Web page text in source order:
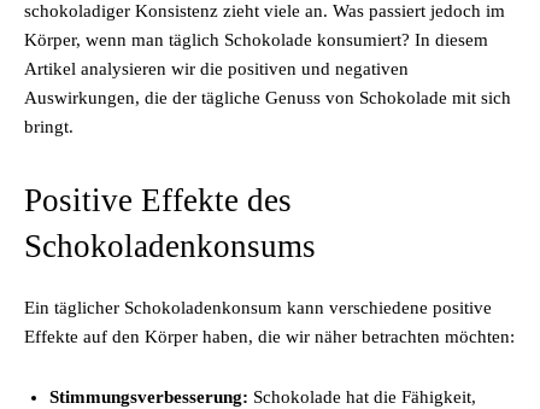
schokoladiger Konsistenz zieht viele an. Was passiert jedoch im
Körper, wenn man täglich Schokolade konsumiert? In diesem
Artikel analysieren wir die positiven und negativen
Auswirkungen, die der tägliche Genuss von Schokolade mit sich
bringt.
Positive Effekte des
Schokoladenkonsums
Ein täglicher Schokoladenkonsum kann verschiedene positive
Effekte auf den Körper haben, die wir näher betrachten möchten:
Stimmungsverbesserung: Schokolade hat die Fähigkeit,